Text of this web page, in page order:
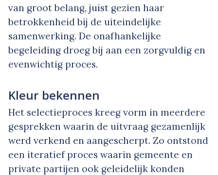
van groot belang, juist gezien haar
betrokkenheid bij de uiteindelijke
samenwerking. De onafhankelijke
begeleiding droeg bij aan een zorgvuldig en
evenwichtig proces.
Kleur bekennen
Het selectieproces kreeg vorm in meerdere
gesprekken waarin de uitvraag gezamenlijk
werd verkend en aangescherpt. Zo ontstond
een iteratief proces waarin gemeente en
private partijen ook geleidelijk konden